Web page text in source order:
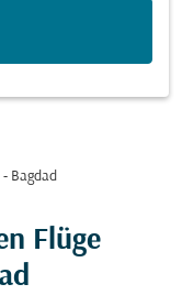
- Bagdad
Flüge
und/oder Ziel)